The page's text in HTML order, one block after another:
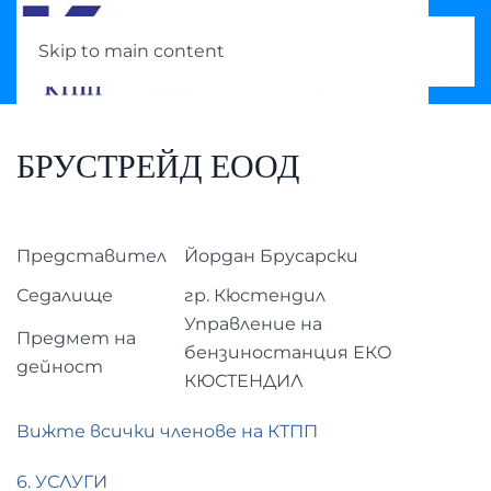
Skip to main content
БРУСТРЕЙД ЕООД
Представител
Йордан Брусарски
Седалище
гр. Кюстендил
Предмет на
дейност
Управление на
бензиностанция ЕКО
КЮСТЕНДИЛ
Вижте всички членове на КТПП
6. УСЛУГИ